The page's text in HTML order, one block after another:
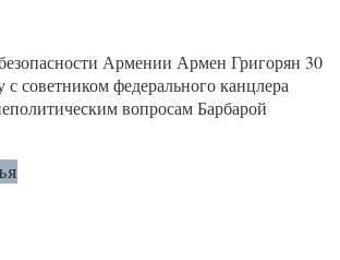
Армении Армен Григорян 30
с советником федерального канцлера
вопросам Барбарой